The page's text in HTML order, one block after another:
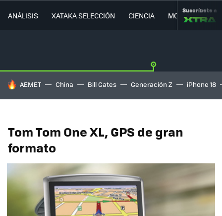
ANÁLISIS XATAKA SELECCIÓN CIENCIA MOVILIDAD
Suscríbete a
HOY SE HABLA DE
AEMET China Bill Gates Generación Z iPhone 18
Tom Tom One XL, GPS de gran
formato